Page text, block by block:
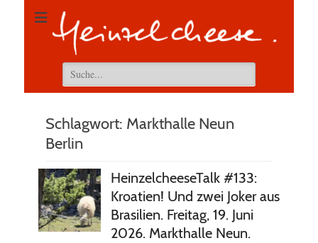
Suchen
nach:
Schlagwort: Markthalle Neun
Berlin
HeinzelcheeseTalk #133:
Kroatien! Und zwei Joker aus
Brasilien. Freitag, 19. Juni
2026. Markthalle Neun.